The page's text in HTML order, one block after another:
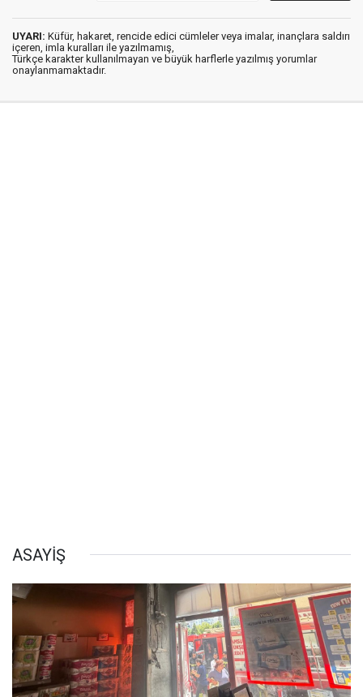
UYARI: Küfür, hakaret, rencide edici cümleler veya imalar, inançlara saldırı
içeren, imla kuralları ile yazılmamış,
Türkçe karakter kullanılmayan ve büyük harflerle yazılmış yorumlar
onaylanmamaktadır.
ASAYİŞ